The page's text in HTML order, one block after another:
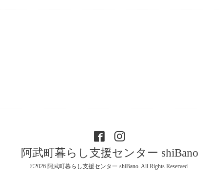
阿武町暮らし支援センター shiBano
©2026 阿武町暮らし支援センター shiBano. All Rights Reserved.